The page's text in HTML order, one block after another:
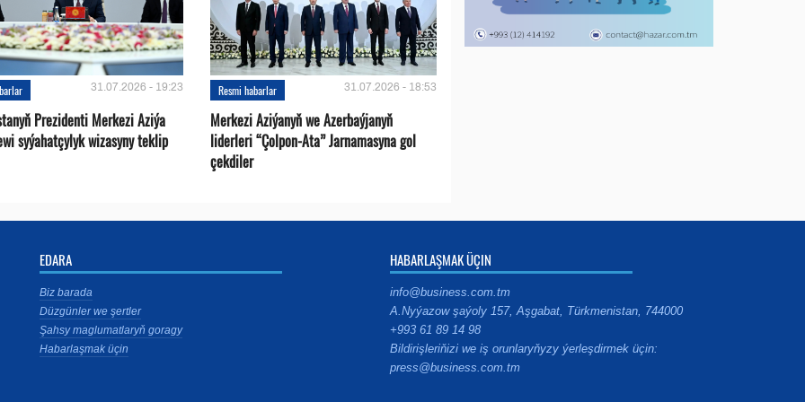
31.07.2026 - 19:23
Prezidenti Merkezi Aziýa
syýahatçylyk wizasyny teklip
Resmi habarlar 31.07.2026 - 18:53
Merkezi Aziýanyň we Azerbaýjanyň
liderleri “Çolpon-Ata” Jarnamasyna gol
çekdiler
EDARA
Biz barada
Düzgünler we şertler
Şahsy maglumatlaryň goragy
Habarlaşmak üçin
HABARLAŞMAK ÜÇIN
info@business.com.tm
A.Nyýazow şaýoly 157, Aşgabat, Türkmenistan, 744000
+993 61 89 14 98
Bildirişleriňizi we iş orunlaryňyzy ýerleşdirmek üçin:
press@business.com.tm